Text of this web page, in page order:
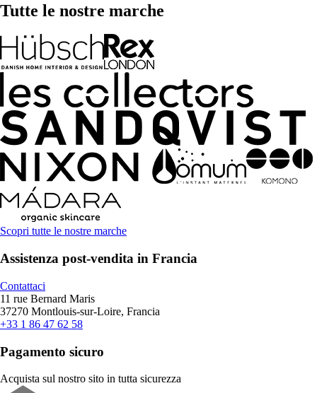
Tutte le nostre marche
Scopri tutte le nostre marche
Assistenza post-vendita in Francia
Contattaci
11 rue Bernard Maris
37270 Montlouis-sur-Loire, Francia
+33 1 86 47 62 58
Pagamento sicuro
Acquista sul nostro sito in tutta sicurezza